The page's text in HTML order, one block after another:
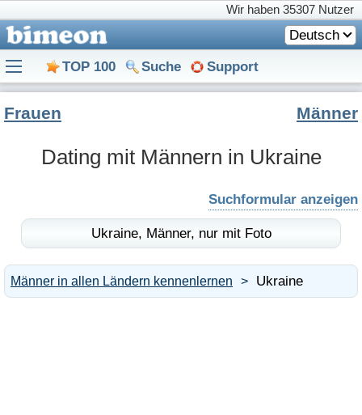
Wir haben 35307 Nutzer
Deutsch
TOP 100 Suche Support
Dating mit Männern in Ukraine
Frauen Männer
Suchformular anzeigen
Ukraine, Männer, nur mit Foto
Männer in allen Ländern kennenlernen Ukraine